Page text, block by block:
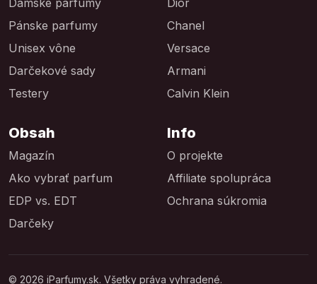
Pánske parfumy
Unisex vône
Darčekové sady
Testery
Chanel
Versace
Armani
Calvin Klein
Obsah
Magazín
Ako vybrať parfum
EDP vs. EDT
Darčeky
Info
O projekte
Affiliate spolupráca
Ochrana súkromia
© 2026 iParfumy.sk. Všetky práva vyhradené.